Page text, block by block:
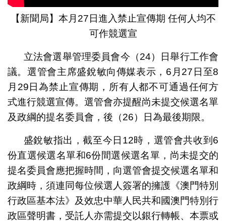
【新聞局】本月27日進入禁止宣傳期 任何人均不
可作競選宣
立法會選舉管理委員會今（24）日舉行工作會
議。選管會主席盛銳敏向傳媒表示，6月27日至8
月29日為禁止宣傳期，所有人都不可通過任何方
式進行競選宣傳。選管會亦提醒尚未提交候選名單
及政綱的提名委員會，後（26）日為最後期限。
盛銳敏指出，截至今日12時，選管會共收到6
份直選候選名單和6份間選候選名單，尚未提交的
提名委員會應把握時間，向選管會提交候選名單和
政綱時，須連同每位候選人簽署的擁護《澳門特別
行政區基本法》及效忠中華人民共和國澳門特別行
政區聲明書，受託人亦需提交以銀行轉帳、本票或